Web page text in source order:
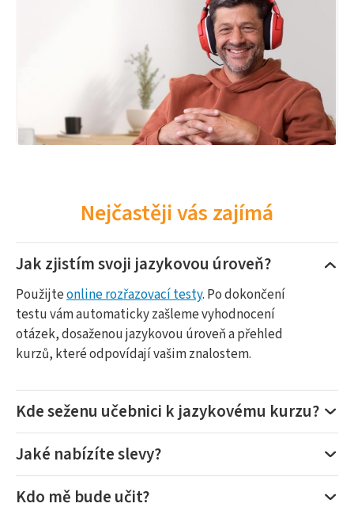
Nejčastěji vás zajímá
Jak zjistím svoji jazykovou úroveň?
Použijteonline rozřazovací testy. Po dokončení
testu vám automaticky zašleme vyhodnocení
otázek, dosaženou jazykovou úroveň a přehled
kurzů, které odpovídají vašim znalostem.
Kde seženu učebnici k jazykovému kurzu?
Jaké nabízíte slevy?
Kdo mě bude učit?